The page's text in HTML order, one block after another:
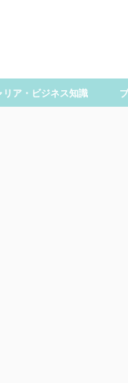
リア・ビジネス知識